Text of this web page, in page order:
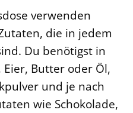
verwenden
die in jedem
Du benötigst in
Eier, Butter oder Öl,
und je nach
wie Schokolade,